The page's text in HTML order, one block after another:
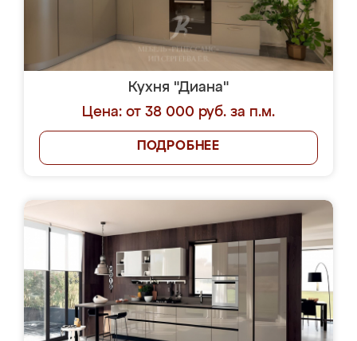
Кухня "Диана"
Цена: от 38 000 руб. за п.м.
ПОДРОБНЕЕ